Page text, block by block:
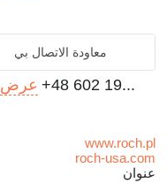
معاودة الاتصال بي
+48 602 19... عرض
www.roch.pl
roch-usa.com
عنوان